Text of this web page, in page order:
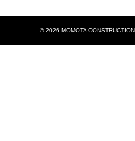
© 2026 MOMOTA